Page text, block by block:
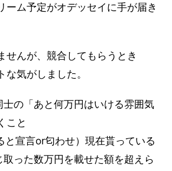
ーム予定がオデッセイに手が届き
せんが、競合してもらうとき
気がしました。
士の「あと何万円はいける雰囲気
こと
と宣言or匂わせ）現在貰っている
取った数万円を載せた額を超えら